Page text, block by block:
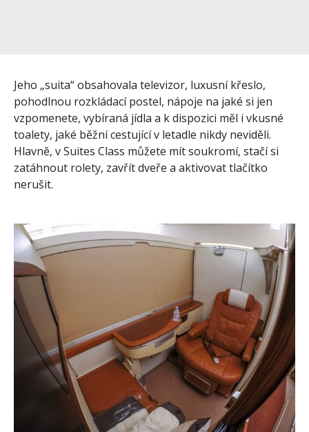
Jeho „suita“ obsahovala televizor, luxusní křeslo,
pohodlnou rozkládací postel, nápoje na jaké si jen
vzpomenete, vybíraná jídla a k dispozici měl i vkusné
toalety, jaké běžní cestující v letadle nikdy neviděli.
Hlavně, v Suites Class můžete mít soukromí, stačí si
zatáhnout rolety, zavřít dveře a aktivovat tlačítko
nerušit.